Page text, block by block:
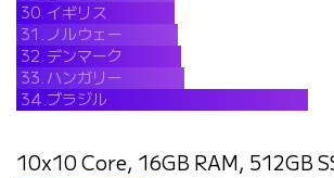
30. イギリス
31. ノルウェー
32.デンマーク
33. ハンガリー
34.ブラジル
10x10 Core, 16GB RAM, 512GB